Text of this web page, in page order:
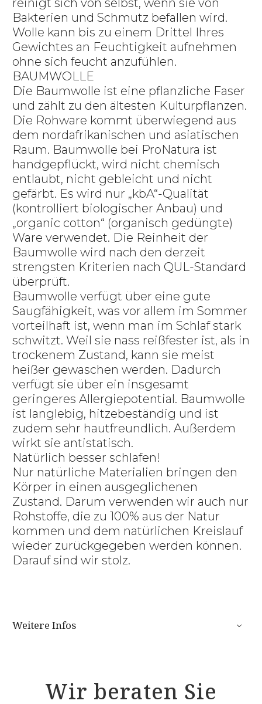
reinigt sich von selbst, wenn sie von
Bakterien und Schmutz befallen wird.
Wolle kann bis zu einem Drittel Ihres
Gewichtes an Feuchtigkeit aufnehmen
ohne sich feucht anzufühlen.
BAUMWOLLE
Die Baumwolle ist eine pflanzliche Faser
und zählt zu den ältesten Kulturpflanzen.
Die Rohware kommt überwiegend aus
dem nordafrikanischen und asiatischen
Raum. Baumwolle bei ProNatura ist
handgepflückt, wird nicht chemisch
entlaubt, nicht gebleicht und nicht
gefärbt. Es wird nur „kbA“-Qualität
(kontrolliert biologischer Anbau) und
„organic cotton“ (organisch gedüngte)
Ware verwendet. Die Reinheit der
Baumwolle wird nach den derzeit
strengsten Kriterien nach QUL-Standard
überprüft.
Baumwolle verfügt über eine gute
Saugfähigkeit, was vor allem im Sommer
vorteilhaft ist, wenn man im Schlaf stark
schwitzt. Weil sie nass reißfester ist, als in
trockenem Zustand, kann sie meist
heißer gewaschen werden. Dadurch
verfügt sie über ein insgesamt
geringeres Allergiepotential. Baumwolle
ist langlebig, hitzebeständig und ist
zudem sehr hautfreundlich. Außerdem
wirkt sie antistatisch.
Natürlich besser schlafen!
Nur natürliche Materialien bringen den
Körper in einen ausgeglichenen
Zustand. Darum verwenden wir auch nur
Rohstoffe, die zu 100% aus der Natur
kommen und dem natürlichen Kreislauf
wieder zurückgegeben werden können.
Darauf sind wir stolz.
Weitere Infos
Wir beraten Sie